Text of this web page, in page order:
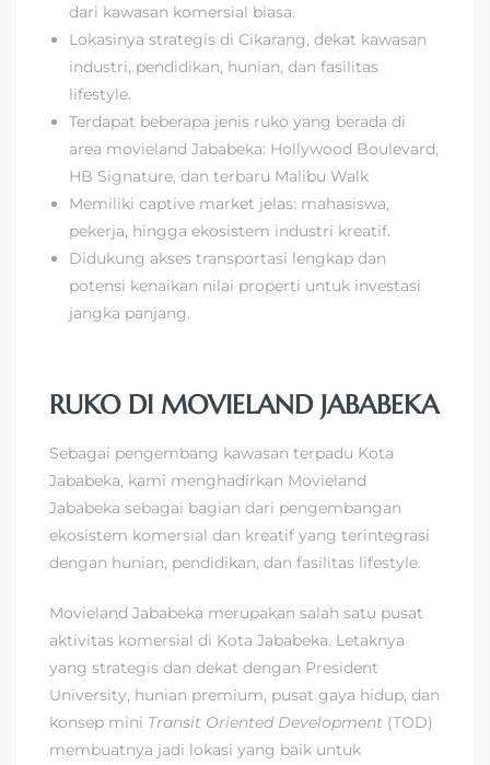
dari kawasan komersial biasa.
Lokasinya strategis di Cikarang, dekat kawasan
industri, pendidikan, hunian, dan fasilitas
lifestyle.
Terdapat beberapa jenis ruko yang berada di
area movieland Jababeka: Hollywood Boulevard,
HB Signature, dan terbaru Malibu Walk
Memiliki captive market jelas: mahasiswa,
pekerja, hingga ekosistem industri kreatif.
Didukung akses transportasi lengkap dan
potensi kenaikan nilai properti untuk investasi
jangka panjang.
RUKO DI MOVIELAND JABABEKA
Sebagai pengembang kawasan terpadu Kota
Jababeka, kami menghadirkan Movieland
Jababeka sebagai bagian dari pengembangan
ekosistem komersial dan kreatif yang terintegrasi
dengan hunian, pendidikan, dan fasilitas lifestyle.
Movieland Jababeka merupakan salah satu pusat
aktivitas komersial di Kota Jababeka. Letaknya
yang strategis dan dekat dengan President
University, hunian premium, pusat gaya hidup, dan
konsep mini Transit Oriented Development (TOD)
membuatnya jadi lokasi yang baik untuk